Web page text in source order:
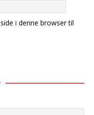
i denne browser til